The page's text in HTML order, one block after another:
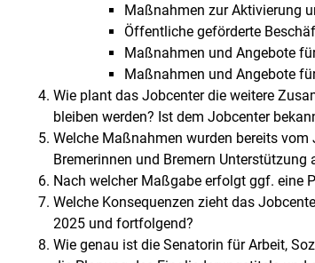
Maßnahmen zur Aktivierung
Öffentliche geförderte
Maßnahmen und Angebote
Maßnahmen und Angebote
Wie plant das Jobcenter die weitere
bleiben werden? Ist dem Jobcenter
Welche Maßnahmen wurden bereits
Bremerinnen und Bremern Unterstützung
Nach welcher Maßgabe erfolgt ggf. eine
Welche Konsequenzen zieht das
2025 und fortfolgend?
Wie genau ist die Senatorin für Arbeit,